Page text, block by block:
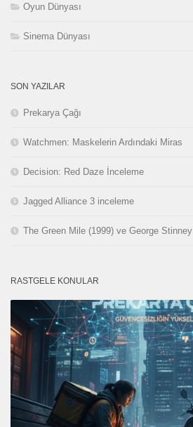
Oyun Dünyası
Sinema Dünyası
SON YAZILAR
Prekarya Çağı
Watchmen: Maskelerin Ardındaki Miras
Decision: Red Daze İnceleme
Jagged Alliance 3 inceleme
The Green Mile (1999) ve George Stinney
RASTGELE KONULAR